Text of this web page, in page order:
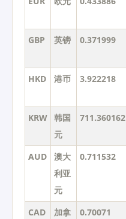
GBP 英镑 0.371999
HKD 港币 3.922218
KRW 韩国
元
711.360162
AUD
澳大
利亚
元
0.711532
CAD
加拿
0.70071